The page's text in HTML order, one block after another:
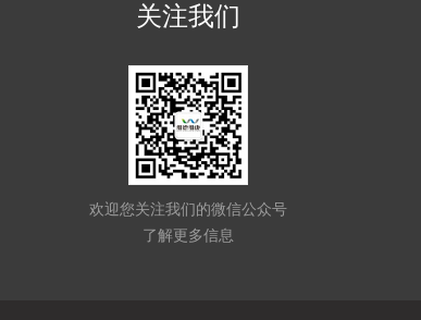
关注我们
欢迎您关注我们的微信公众号
了解更多信息